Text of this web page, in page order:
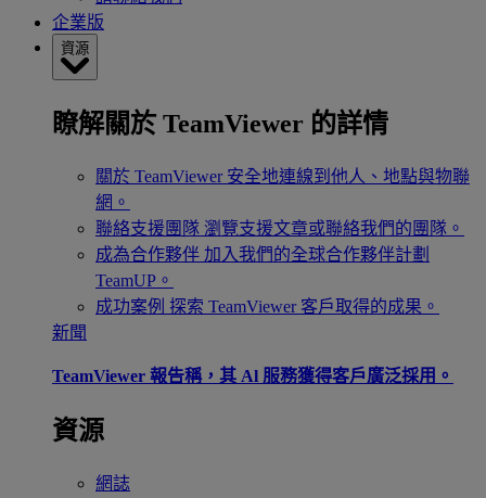
企業版
資源
瞭解關於 TeamViewer 的詳情
關於 TeamViewer 安全地連線到他人、地點與物聯
網。
聯絡支援團隊 瀏覽支援文章或聯絡我們的團隊。
成為合作夥伴 加入我們的全球合作夥伴計劃
TeamUP。
成功案例 探索 TeamViewer 客戶取得的成果。
新聞
TeamViewer 報告稱，其 Al 服務獲得客戶廣泛採用。
資源
網誌